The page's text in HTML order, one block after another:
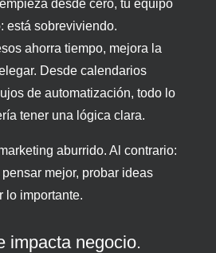
desde cero, tu equipo
está sobreviviendo.
ahorra tiempo, mejora la
Desde calendarios
de automatización, todo lo
tener una lógica clara.
aburrido. Al contrario:
mejor, probar ideas
lo importante.
impacta negocio.